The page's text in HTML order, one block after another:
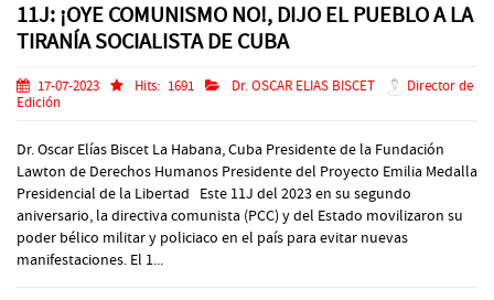
11J: ¡OYE COMUNISMO NO!, DIJO EL PUEBLO A LA
TIRANÍA SOCIALISTA DE CUBA
17-07-2023 Hits: 1691 Dr. OSCAR ELIAS BISCET
Director de
Edición
Dr. Oscar Elías Biscet La Habana, Cuba Presidente de la Fundación
Lawton de Derechos Humanos Presidente del Proyecto Emilia Medalla
Presidencial de la Libertad Este 11J del 2023 en su segundo
aniversario, la directiva comunista (PCC) y del Estado movilizaron su
poder bélico militar y policiaco en el país para evitar nuevas
manifestaciones. El 1...